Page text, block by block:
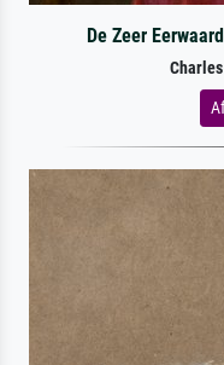
De Zeer